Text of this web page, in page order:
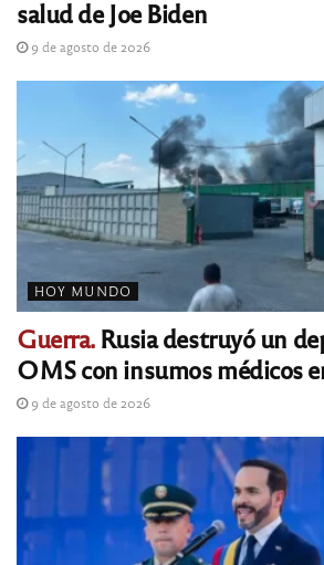
salud de Joe Biden
9 de agosto de 2026
HOY MUNDO
Guerra.Rusia destruyó un
OMS con insumos médicos
9 de agosto de 2026